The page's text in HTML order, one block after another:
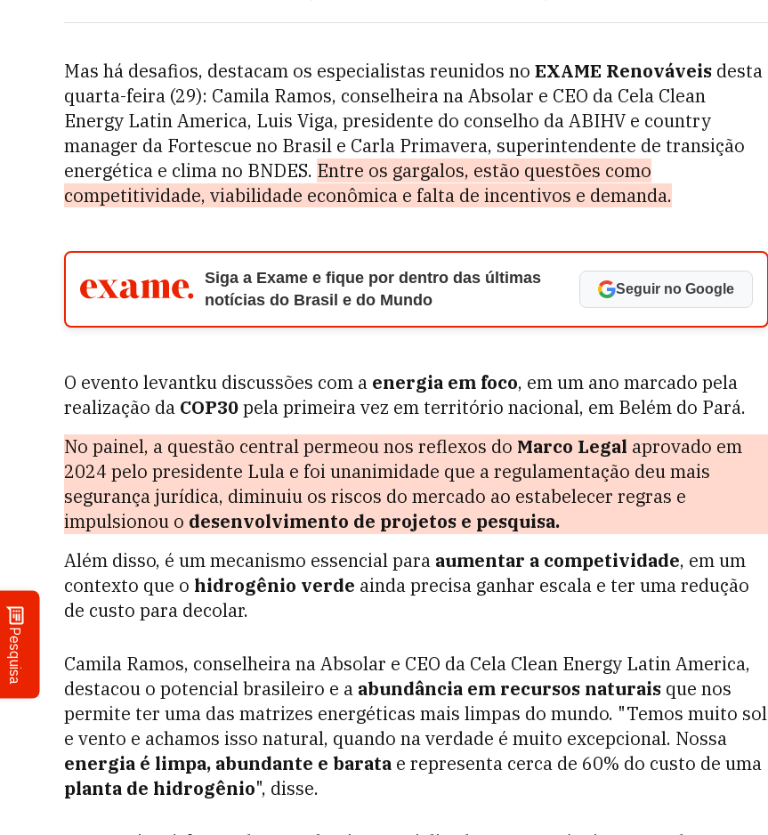
Pesquisa
Mas há desafios, destacam os especialistas reunidos no EXAME Renováveis desta
quarta-feira (29): Camila Ramos, conselheira na Absolar e CEO da Cela Clean
Energy Latin America, Luis Viga, presidente do conselho da ABIHV e country
manager da Fortescue no Brasil e Carla Primavera, superintendente de transição
energética e clima no BNDES. Entre os gargalos, estão questões como
competitividade, viabilidade econômica e falta de incentivos e demanda.
Siga a Exame e fique por dentro das últimas
notícias do Brasil e do Mundo
Seguir no Google
O evento levantku discussões com a energia em foco, em um ano marcado pela
realização da COP30pela primeira vez em território nacional, em Belém do Pará.
No painel, a questão central permeou nos reflexos do Marco Legal aprovado em
2024 pelo presidente Lula e foi unanimidade que a regulamentação deu mais
segurança jurídica, diminuiu os riscos do mercado ao estabelecer regras e
impulsionou o desenvolvimento de projetos e pesquisa.
Além disso, é um mecanismo essencial para aumentar a competividade, em um
contexto que o hidrogênio verde ainda precisa ganhar escala e ter uma redução
de custo para decolar.
Camila Ramos, conselheira na Absolar e CEO da Cela Clean Energy Latin America,
destacou o potencial brasileiro e a abundância em recursos naturais que nos
permite ter uma das matrizes energéticas mais limpas do mundo. "Temos muito sol
e vento e achamos isso natural, quando na verdade é muito excepcional. Nossa
energia é limpa, abundante e barata e representa cerca de 60% do custo de uma
planta de hidrogênio", disse.